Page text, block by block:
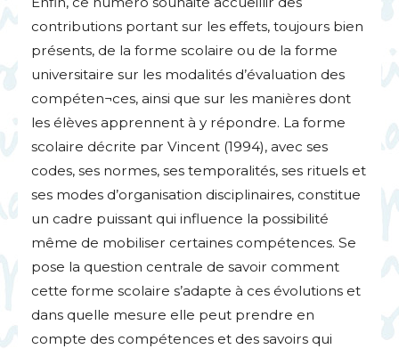
contributions portant sur les effets, toujours bien
présents, de la forme scolaire ou de la forme
universitaire sur les modalités d’évaluation des
compéten¬ces, ainsi que sur les manières dont
les élèves apprennent à y répondre. La forme
scolaire décrite par Vincent (1994), avec ses
codes, ses normes, ses temporalités, ses rituels et
ses modes d’organisation disciplinaires, constitue
un cadre puissant qui influence la possibilité
même de mobiliser certaines compétences. Se
pose la question centrale de savoir comment
cette forme scolaire s’adapte à ces évolutions et
dans quelle mesure elle peut prendre en
compte des compétences et des savoirs qui